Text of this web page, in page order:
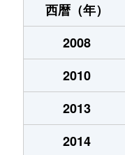
西暦（年）
2008
2010
2013
2014